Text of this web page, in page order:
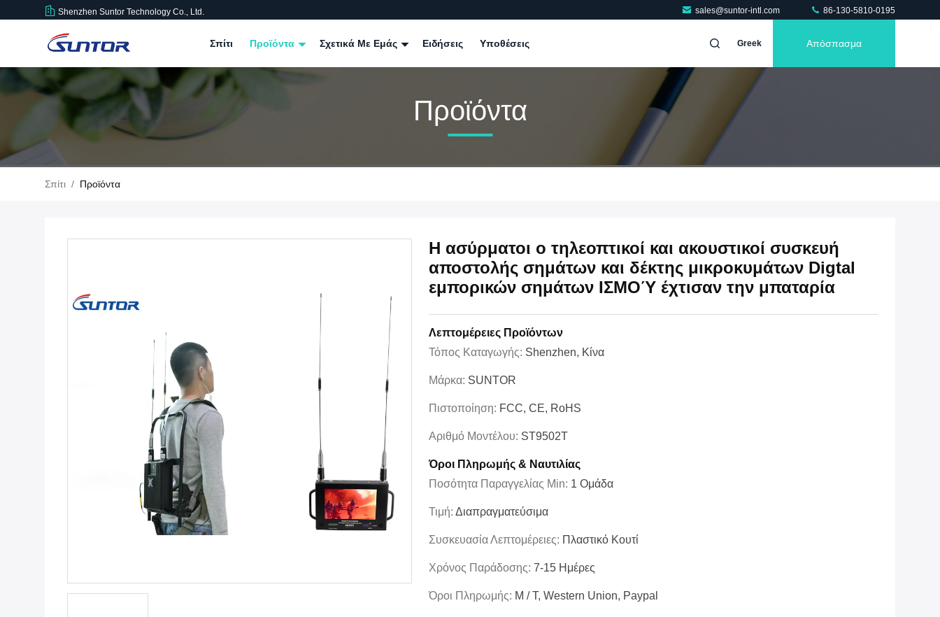
Shenzhen Suntor Technology Co., Ltd. sales@suntor-intl.com 86-130-5810-0195
Σπίτι Προϊόντα Σχετικά Με Εμάς Ειδήσεις Υποθέσεις Greek Απόσπασμα
Προϊόντα
Σπίτι / Προϊόντα
Η ασύρματοι ο τηλεοπτικοί και ακουστικοί συσκευή
αποστολής σημάτων και δέκτης μικροκυμάτων Digtal
εμπορικών σημάτων ΙΣΜΟΎ έχτισαν την μπαταρία
Λεπτομέρειες Προϊόντων
Τόπος Καταγωγής: Shenzhen, Κίνα
Μάρκα: SUNTOR
Πιστοποίηση: FCC, CE, RoHS
Αριθμό Μοντέλου: ST9502T
Όροι Πληρωμής & Ναυτιλίας
Ποσότητα Παραγγελίας Min: 1 Ομάδα
Τιμή: Διαπραγματεύσιμα
Συσκευασία Λεπτομέρειες: Πλαστικό Κουτί
Χρόνος Παράδοσης: 7-15 Ημέρες
Όροι Πληρωμής: Μ / Τ, Western Union, Paypal